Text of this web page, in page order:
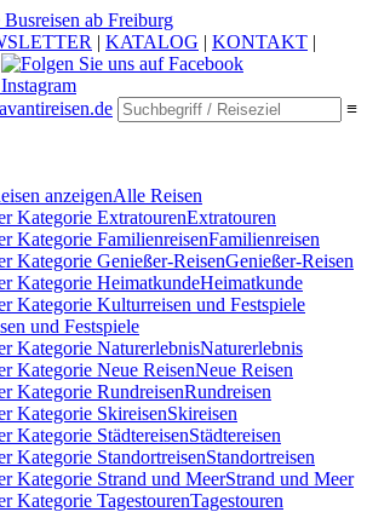
ab Freiburg
| KATALOG | KONTAKT |
≡
Alle Reisen
Extratouren
Familien­reisen
Genießer-Reisen
Heimatkunde
und Festspiele
Naturerlebnis
Neue Reisen
Rund­reisen
Ski­reisen
Städte­reisen
Standort­reisen
Strand und Meer
Tagestouren